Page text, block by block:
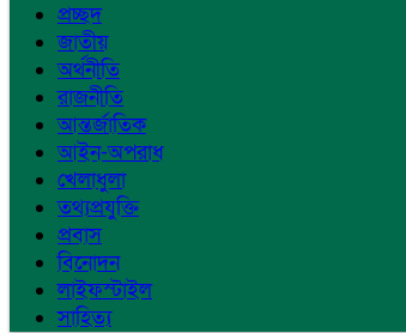
প্রচ্ছদ
জাতীয়
অর্থনীতি
রাজনীতি
আন্তর্জাতিক
আইন-অপরাধ
খেলাধুলা
তথ্যপ্রযুক্তি
প্রবাস
বিনোদন
লাইফস্টাইল
সাহিত্য